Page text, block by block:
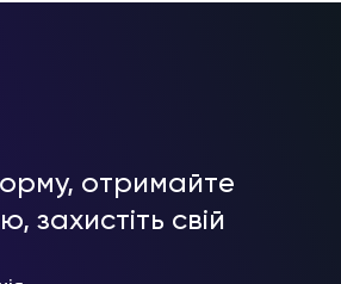
отримайте
захистіть свій